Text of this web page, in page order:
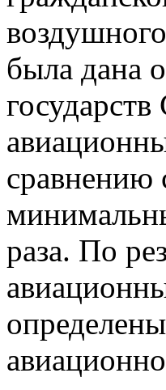
была дана
сравнению
раза. По